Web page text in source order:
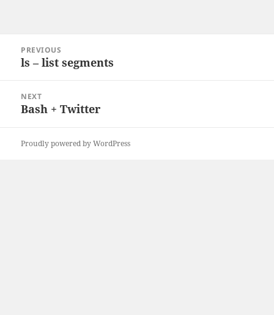
navigation
PREVIOUS
Previous
ls – list segments
NEXT
Next
Bash + Twitter
Proudly powered by WordPress